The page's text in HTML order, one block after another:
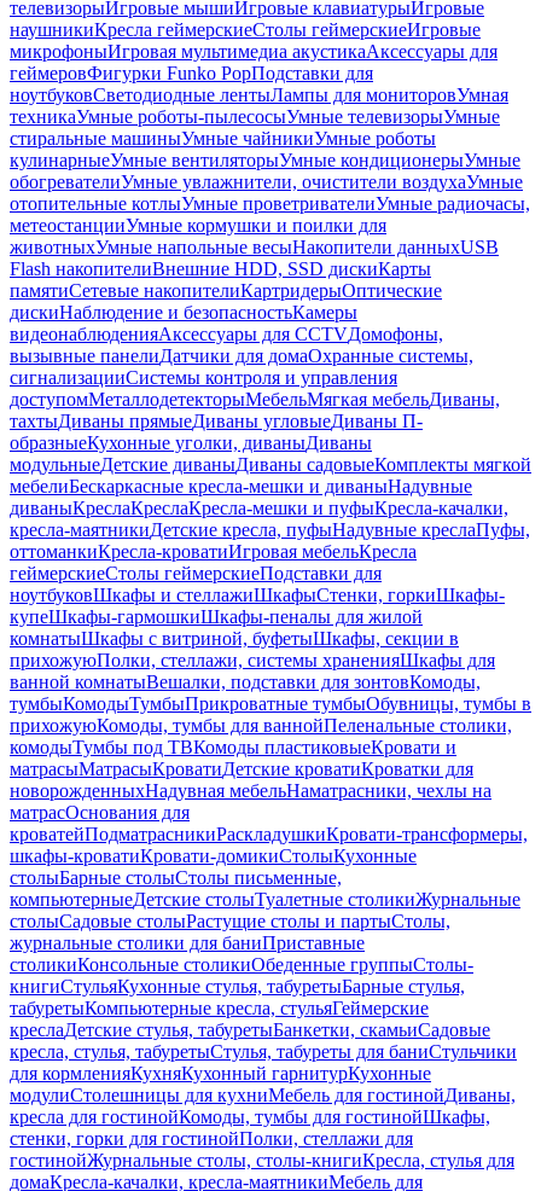
телевизорыИгровые мышиИгровые клавиатурыИгровые
наушникиКресла геймерскиеСтолы геймерскиеИгровые
микрофоныИгровая мультимедиа акустикаАксессуары для
геймеровФигурки Funko PopПодставки для
ноутбуковСветодиодные лентыЛампы для мониторовУмная
техникаУмные роботы-пылесосыУмные телевизорыУмные
стиральные машиныУмные чайникиУмные роботы
кулинарныеУмные вентиляторыУмные кондиционерыУмные
обогревателиУмные увлажнители, очистители воздухаУмные
отопительные котлыУмные проветривателиУмные радиочасы,
метеостанцииУмные кормушки и поилки для
животныхУмные напольные весыНакопители данныхUSB
Flash накопителиВнешние HDD, SSD дискиКарты
памятиСетевые накопителиКартридерыОптические
дискиНаблюдение и безопасностьКамеры
видеонаблюденияАксессуары для CCTVДомофоны,
вызывные панелиДатчики для домаОхранные системы,
сигнализацииСистемы контроля и управления
доступомМеталлодетекторыМебельМягкая мебельДиваны,
тахтыДиваны прямыеДиваны угловыеДиваны П-
образныеКухонные уголки, диваныДиваны
модульныеДетские диваныДиваны садовыеКомплекты мягкой
мебелиБескаркасные кресла-мешки и диваныНадувные
диваныКреслаКреслаКресла-мешки и пуфыКресла-качалки,
кресла-маятникиДетские кресла, пуфыНадувные креслаПуфы,
оттоманкиКресла-кроватиИгровая мебельКресла
геймерскиеСтолы геймерскиеПодставки для
ноутбуковШкафы и стеллажиШкафыСтенки, горкиШкафы-
купеШкафы-гармошкиШкафы-пеналы для жилой
комнатыШкафы с витриной, буфетыШкафы, секции в
прихожуюПолки, стеллажи, системы храненияШкафы для
ванной комнатыВешалки, подставки для зонтовКомоды,
тумбыКомодыТумбыПрикроватные тумбыОбувницы, тумбы в
прихожуюКомоды, тумбы для ваннойПеленальные столики,
комодыТумбы под ТВКомоды пластиковыеКровати и
матрасыМатрасыКроватиДетские кроватиКроватки для
новорожденныхНадувная мебельНаматрасники, чехлы на
матрасОснования для
кроватейПодматрасникиРаскладушкиКровати-трансформеры,
шкафы-кроватиКровати-домикиСтолыКухонные
столыБарные столыСтолы письменные,
компьютерныеДетские столыТуалетные столикиЖурнальные
столыСадовые столыРастущие столы и партыСтолы,
журнальные столики для баниПриставные
столикиКонсольные столикиОбеденные группыСтолы-
книгиСтульяКухонные стулья, табуретыБарные стулья,
табуретыКомпьютерные кресла, стульяГеймерские
креслаДетские стулья, табуретыБанкетки, скамьиСадовые
кресла, стулья, табуретыСтулья, табуреты для баниСтульчики
для кормленияКухняКухонный гарнитурКухонные
модулиСтолешницы для кухниМебель для гостинойДиваны,
кресла для гостинойКомоды, тумбы для гостинойШкафы,
стенки, горки для гостинойПолки, стеллажи для
гостинойЖурнальные столы, столы-книгиКресла, стулья для
домаКресла-качалки, кресла-маятникиМебель для